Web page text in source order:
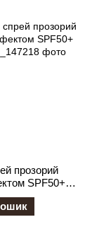
прозорий
SPF50+